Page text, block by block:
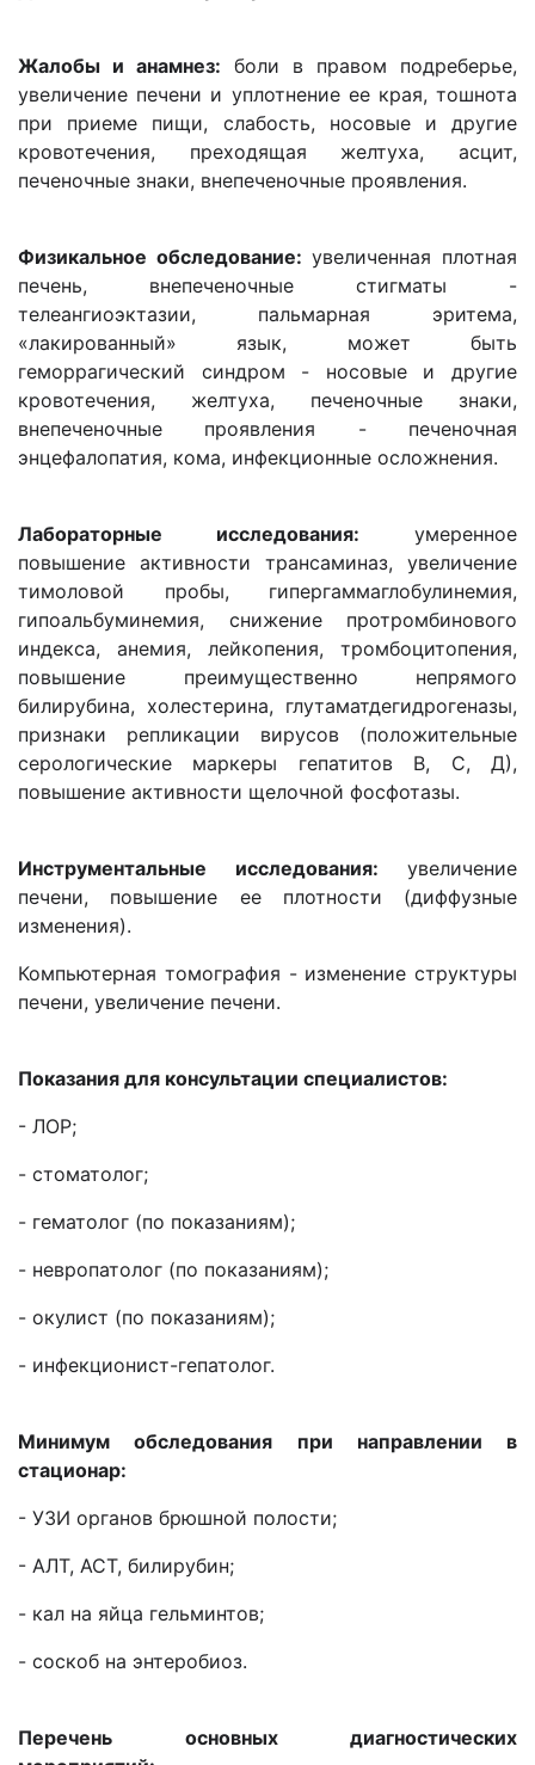
Жалобы и анамнез: боли в правом подреберье,
увеличение печени и уплотнение ее края, тошнота
при приеме пищи, слабость, носовые и другие
кровотечения, преходящая желтуха, асцит,
печеночные знаки, внепеченочные проявления.
Физикальное обследование: увеличенная плотная
печень, внепеченочные стигматы -
телеангиоэктазии, пальмарная эритема,
«лакированный» язык, может быть
геморрагический синдром - носовые и другие
кровотечения, желтуха, печеночные знаки,
внепеченочные проявления - печеночная
энцефалопатия, кома, инфекционные осложнения.
Лабораторные исследования: умеренное
повышение активности трансаминаз, увеличение
тимоловой пробы, гипергаммаглобулинемия,
гипоальбуминемия, снижение протромбинового
индекса, анемия, лейкопения, тромбоцитопения,
повышение преимущественно непрямого
билирубина, холестерина, глутаматдегидрогеназы,
признаки репликации вирусов (положительные
серологические маркеры гепатитов В, С, Д),
повышение активности щелочной фосфотазы.
Инструментальные исследования: увеличение
печени, повышение ее плотности (диффузные
изменения).
Компьютерная томография - изменение структуры
печени, увеличение печени.
Показания для консультации специалистов:
- ЛОР;
- стоматолог;
- гематолог (по показаниям);
- невропатолог (по показаниям);
- окулист (по показаниям);
- инфекционист-гепатолог.
Минимум обследования при направлении в
стационар:
- УЗИ органов брюшной полости;
- АЛТ, АСТ, билирубин;
- кал на яйца гельминтов;
- соскоб на энтеробиоз.
Перечень основных диагностических